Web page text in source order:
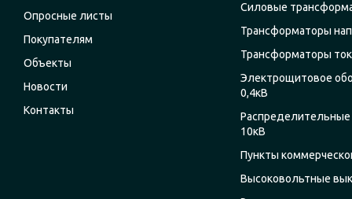
Опросные листы
Покупателям
Объекты
Новости
Контакты
Силовые
Трансформаторы
Трансформаторы
Электрощитовое
0,4кВ
Распределительные
10кВ
Пункты
Высоковольтные